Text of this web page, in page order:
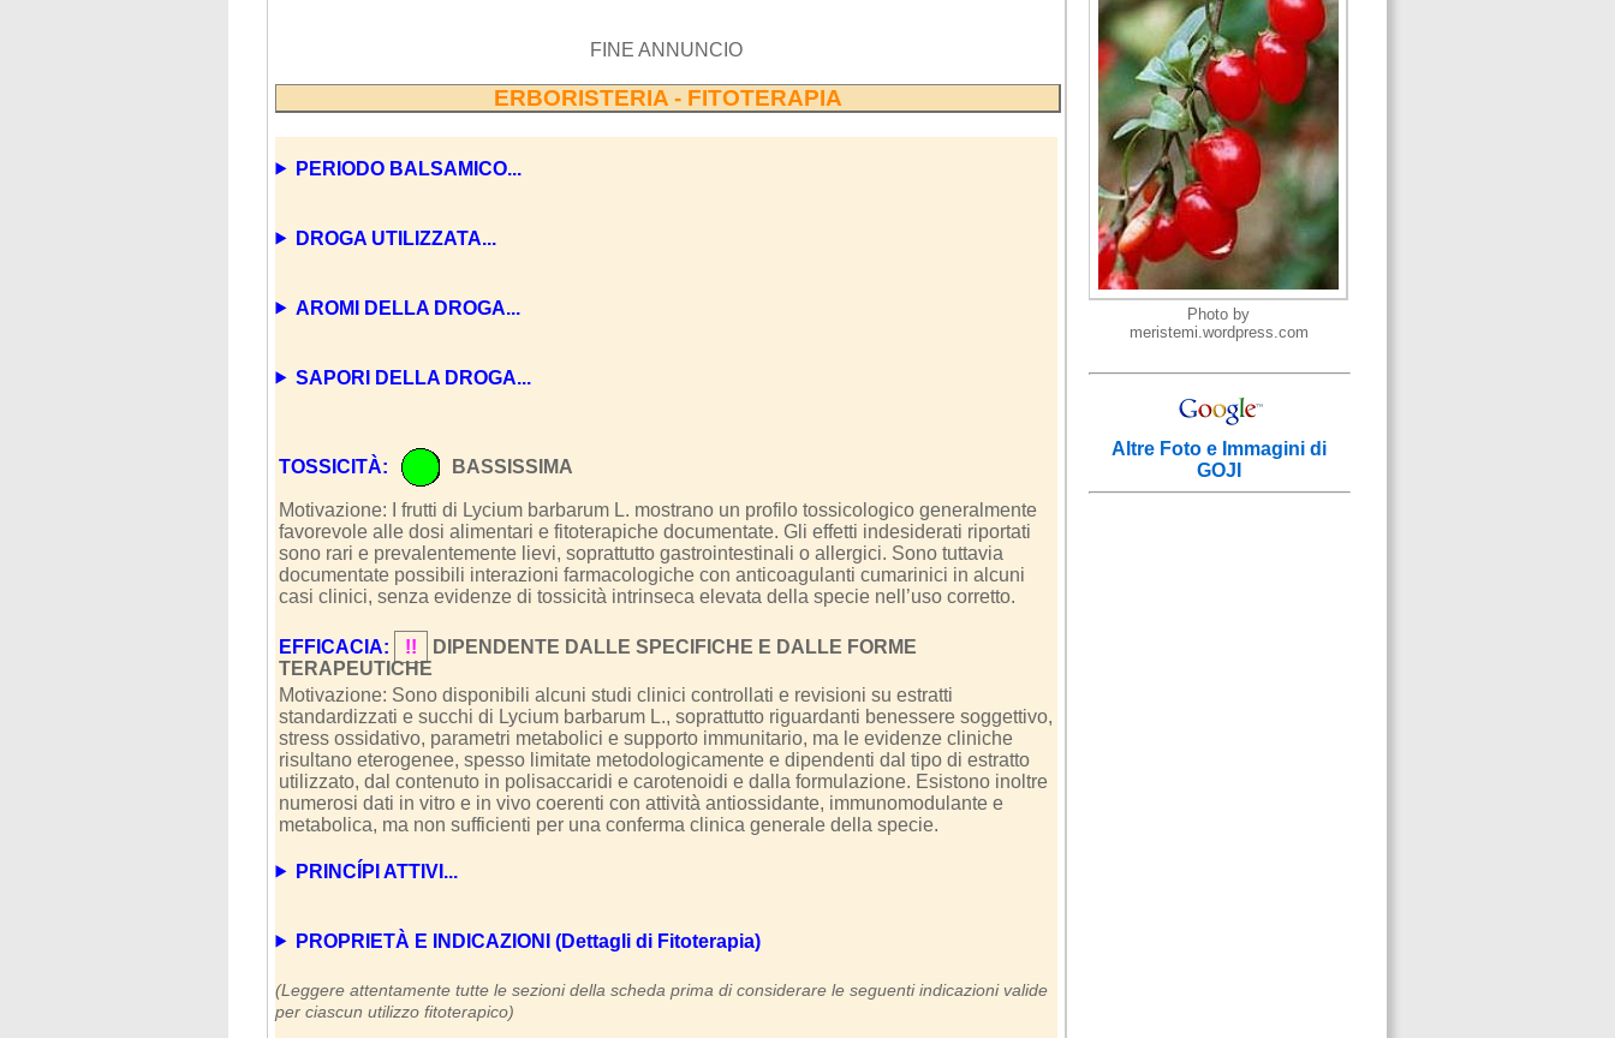
FINE ANNUNCIO
ERBORISTERIA - FITOTERAPIA
PERIODO BALSAMICO...
DROGA UTILIZZATA...
AROMI DELLA DROGA...
SAPORI DELLA DROGA...
TOSSICITÀ: BASSISSIMA
Motivazione: I frutti di Lycium barbarum L. mostrano un profilo tossicologico generalmente
favorevole alle dosi alimentari e fitoterapiche documentate. Gli effetti indesiderati riportati
sono rari e prevalentemente lievi, soprattutto gastrointestinali o allergici. Sono tuttavia
documentate possibili interazioni farmacologiche con anticoagulanti cumarinici in alcuni
casi clinici, senza evidenze di tossicità intrinseca elevata della specie nell’uso corretto.
EFFICACIA: !!
DIPENDENTE DALLE SPECIFICHE E DALLE FORME
TERAPEUTICHE
Motivazione: Sono disponibili alcuni studi clinici controllati e revisioni su estratti
standardizzati e succhi di Lycium barbarum L., soprattutto riguardanti benessere soggettivo,
stress ossidativo, parametri metabolici e supporto immunitario, ma le evidenze cliniche
risultano eterogenee, spesso limitate metodologicamente e dipendenti dal tipo di estratto
utilizzato, dal contenuto in polisaccaridi e carotenoidi e dalla formulazione. Esistono inoltre
numerosi dati in vitro e in vivo coerenti con attività antiossidante, immunomodulante e
metabolica, ma non sufficienti per una conferma clinica generale della specie.
PRINCÍPI ATTIVI...
PROPRIETÀ E INDICAZIONI (Dettagli di Fitoterapia)
(Leggere attentamente tutte le sezioni della scheda prima di considerare le seguenti indicazioni valide
per ciascun utilizzo fitoterapico)
Photo by
meristemi.wordpress.com
Altre Foto e Immagini di
GOJI